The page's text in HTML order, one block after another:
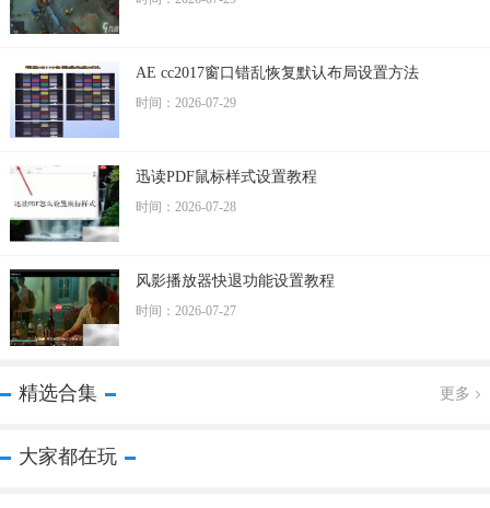
AE cc2017窗口错乱恢复默认布局设置方法
时间：2026-07-29
迅读PDF鼠标样式设置教程
时间：2026-07-28
风影播放器快退功能设置教程
时间：2026-07-27
精选合集 更多
大家都在玩